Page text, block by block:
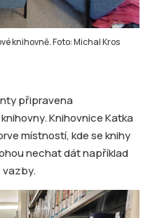
knihovně. Foto: Michal Kros
připravena
Knihovnice Katka
místností, kde se knihy
nechat dát například
vazby.